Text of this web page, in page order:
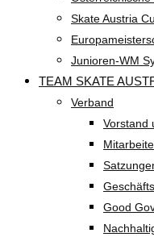
Skate Austria
Junioren-WM
TEAM SKATE
Verband
Vorstand
Good